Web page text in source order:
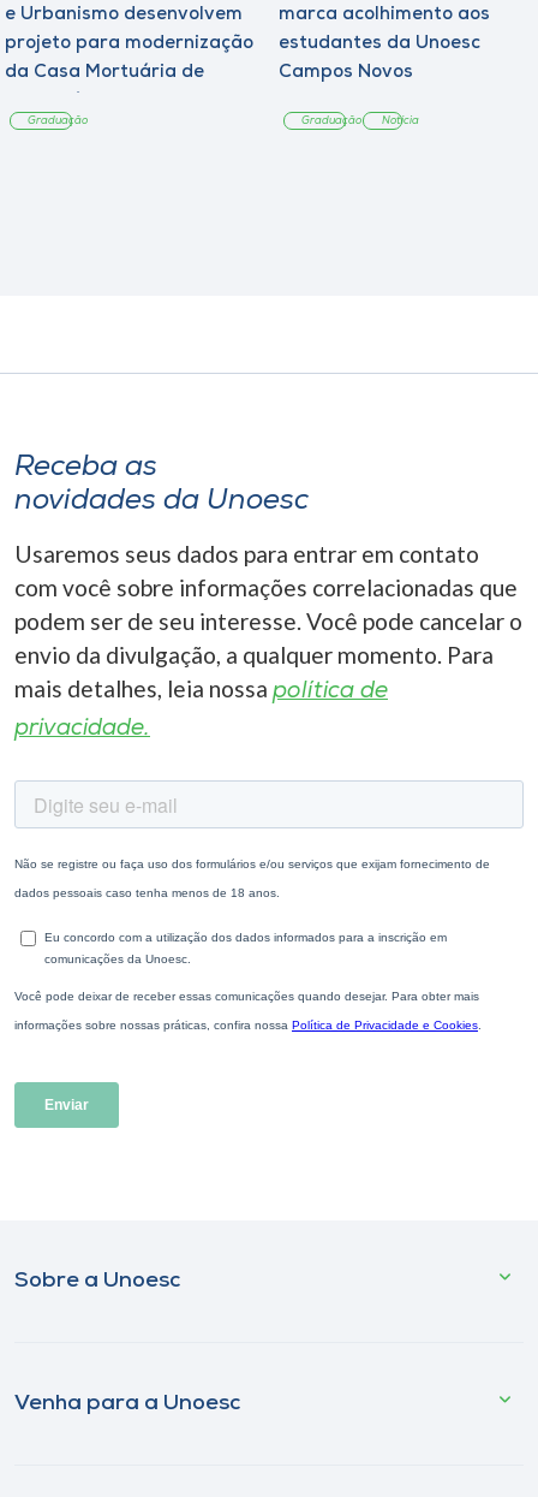
e Urbanismo desenvolvem
projeto para modernização
da Casa Mortuária de
Graduação
marca acolhimento aos
estudantes da Unoesc
Campos Novos
Graduação Notícia
Receba as
novidades da Unoesc
Usaremos seus dados para entrar em contato
com você sobre informações correlacionadas que
podem ser de seu interesse. Você pode cancelar o
envio da divulgação, a qualquer momento. Para
mais detalhes, leia nossa política de
privacidade.
Sobre a Unoesc
Venha para a Unoesc